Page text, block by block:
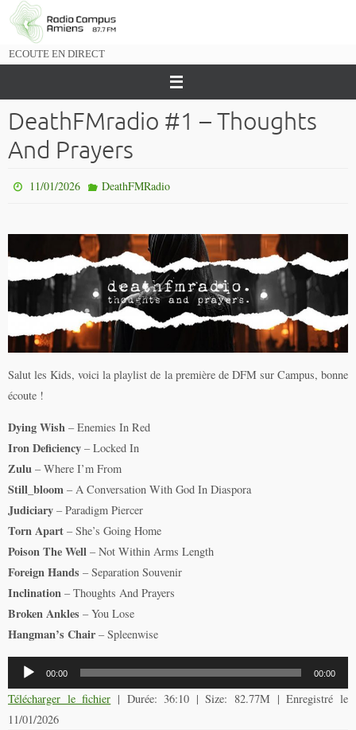
Passer
vers
ECOUTE EN DIRECT
DeathFMradio #1 – Thoughts
And Prayers
11/01/2026 DeathFMRadio
Salut les Kids, voici la playlist de la première de DFM sur Campus, bonne
écoute !
Dying Wish – Enemies In Red
Iron Deficiency – Locked In
Zulu – Where I’m From
Still_bloom – A Conversation With God In Diaspora
Judiciary – Paradigm Piercer
Torn Apart – She’s Going Home
Poison The Well – Not Within Arms Length
Foreign Hands – Separation Souvenir
Inclination – Thoughts And Prayers
Broken Ankles – You Lose
Hangman’s Chair – Spleenwise
Lecteur
audio
00:00 00:00
Télécharger le fichier | Durée: 36:10 | Size: 82.77M | Enregistré le
11/01/2026